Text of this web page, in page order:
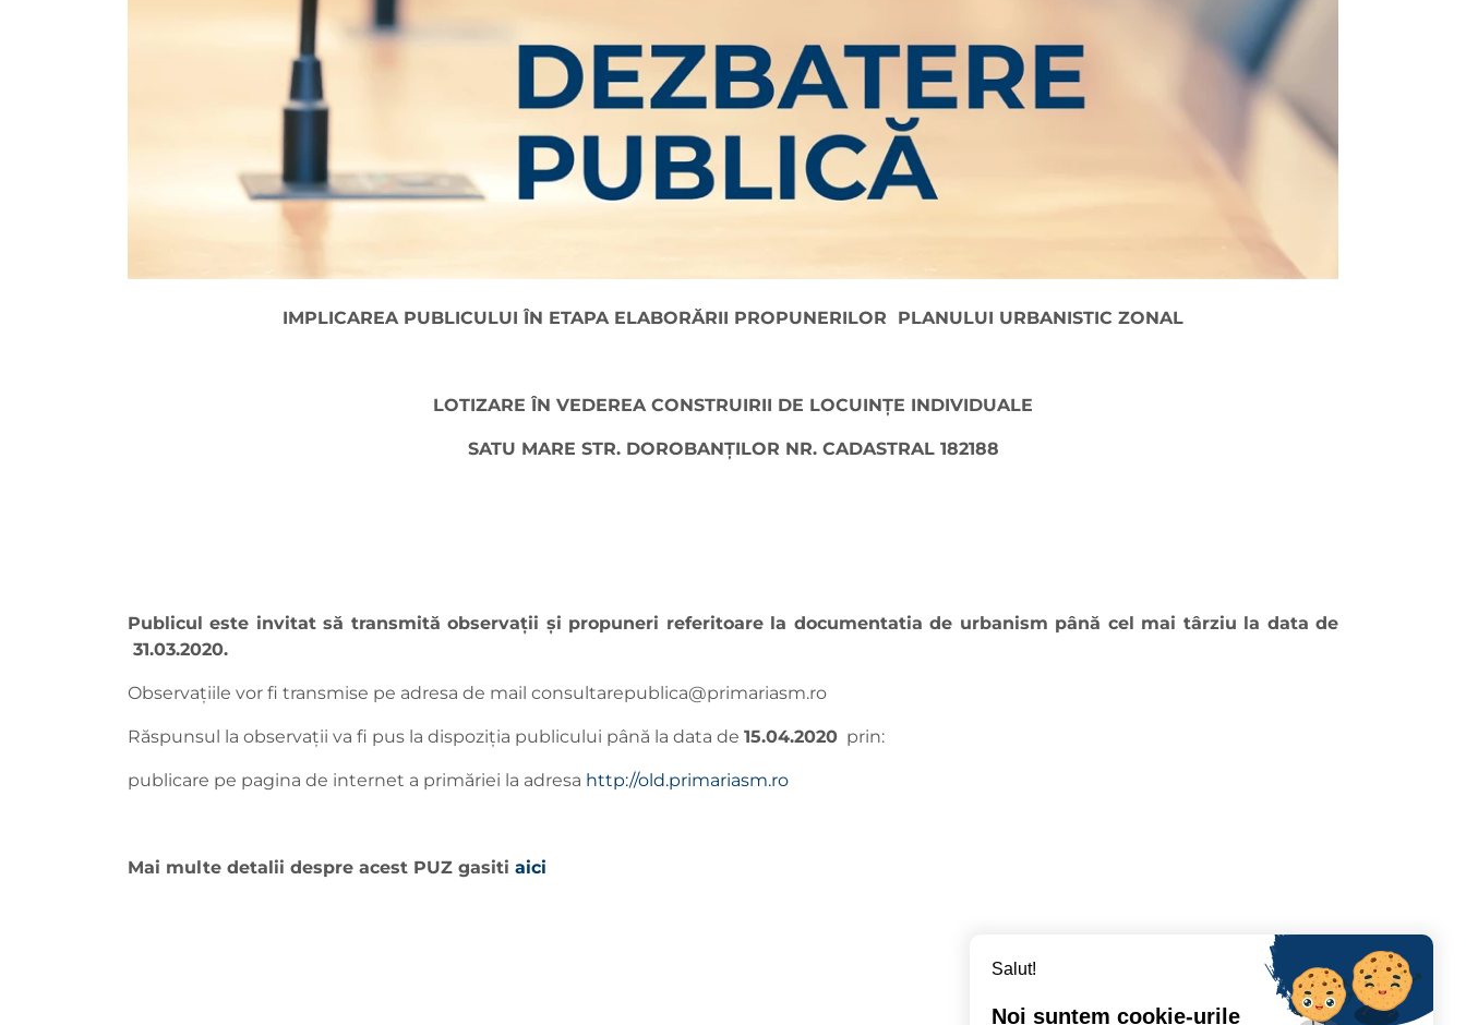
IMPLICAREA PUBLICULUI ÎN ETAPA ELABORĂRII PROPUNERILOR PLANULUI URBANISTIC ZONAL
LOTIZARE ÎN VEDEREA CONSTRUIRII DE LOCUINŢE INDIVIDUALE
SATU MARE STR. DOROBANŢILOR NR. CADASTRAL 182188
Publicul este invitat să transmită observaţii şi propuneri referitoare la documentatia de urbanism până cel mai târziu la data de
31.03.2020.
Observaţiile vor fi transmise pe adresa de mail consultarepublica@primariasm.ro
Răspunsul la observaţii va fi pus la dispoziţia publicului până la data de 15.04.2020 prin:
publicare pe pagina de internet a primăriei la adresa http://old.primariasm.ro
Mai multe detalii despre acest PUZ gasiti aici
Salut!
Noi suntem cookie-urile